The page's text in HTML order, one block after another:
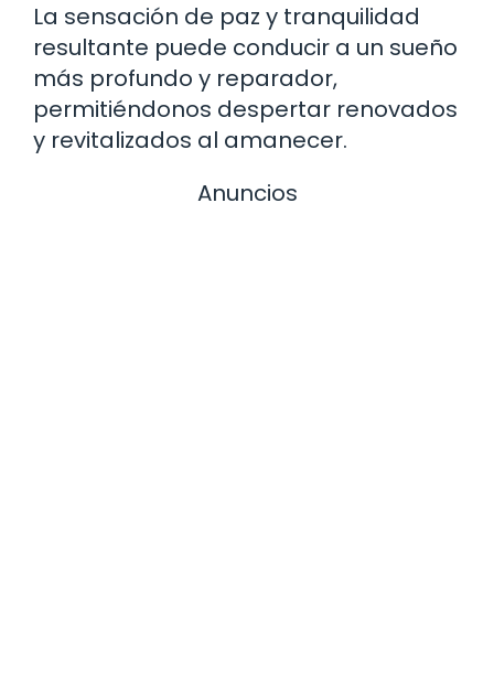
La sensación de paz y tranquilidad
resultante puede conducir a un sueño
más profundo y reparador,
permitiéndonos despertar renovados
y revitalizados al amanecer.
Anuncios